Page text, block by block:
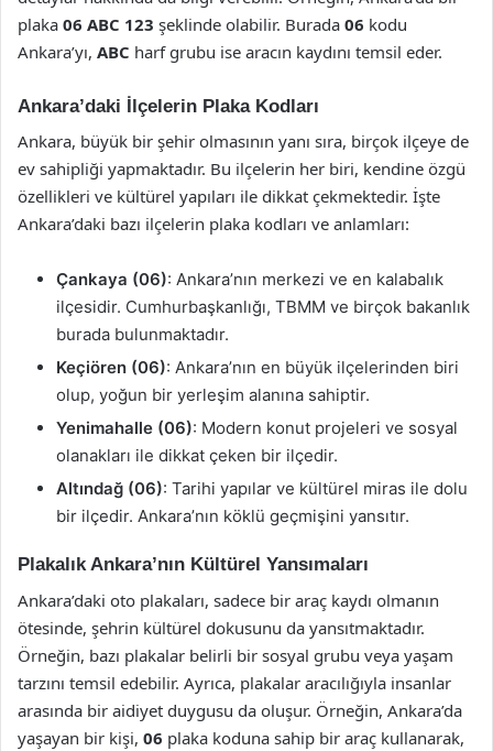
plaka 06 ABC 123 şeklinde olabilir. Burada 06 kodu
Ankara’yı, ABC harf grubu ise aracın kaydını temsil eder.
Ankara’daki İlçelerin Plaka Kodları
Ankara, büyük bir şehir olmasının yanı sıra, birçok ilçeye de
ev sahipliği yapmaktadır. Bu ilçelerin her biri, kendine özgü
özellikleri ve kültürel yapıları ile dikkat çekmektedir. İşte
Ankara’daki bazı ilçelerin plaka kodları ve anlamları:
Çankaya (06): Ankara’nın merkezi ve en kalabalık
ilçesidir. Cumhurbaşkanlığı, TBMM ve birçok bakanlık
burada bulunmaktadır.
Keçiören (06): Ankara’nın en büyük ilçelerinden biri
olup, yoğun bir yerleşim alanına sahiptir.
Yenimahalle (06): Modern konut projeleri ve sosyal
olanakları ile dikkat çeken bir ilçedir.
Altındağ (06): Tarihi yapılar ve kültürel miras ile dolu
bir ilçedir. Ankara’nın köklü geçmişini yansıtır.
Plakalık Ankara’nın Kültürel Yansımaları
Ankara’daki oto plakaları, sadece bir araç kaydı olmanın
ötesinde, şehrin kültürel dokusunu da yansıtmaktadır.
Örneğin, bazı plakalar belirli bir sosyal grubu veya yaşam
tarzını temsil edebilir. Ayrıca, plakalar aracılığıyla insanlar
arasında bir aidiyet duygusu da oluşur. Örneğin, Ankara’da
yaşayan bir kişi, 06 plaka koduna sahip bir araç kullanarak,